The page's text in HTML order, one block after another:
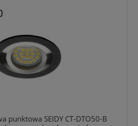
punktowa SEIDY CT-DTO50-B